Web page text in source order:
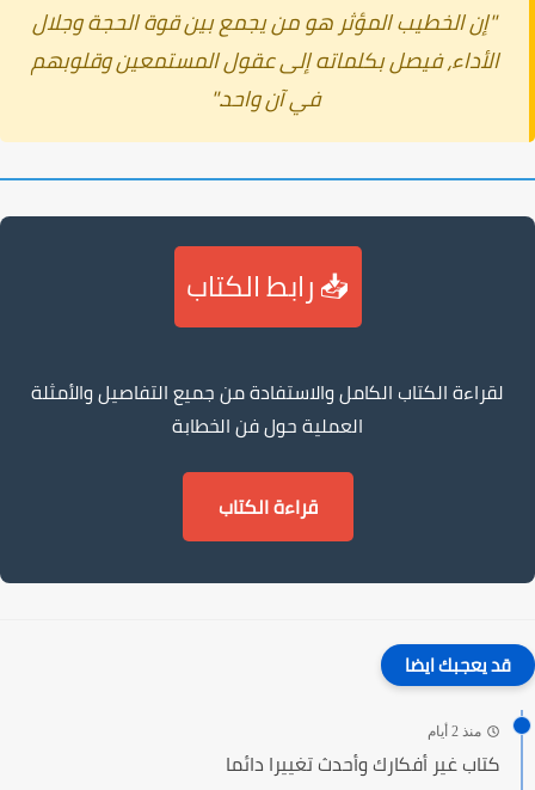
"إنالخطيب المؤثرهو من يجمع بين قوة الحجة وجلال
الأداء، فيصل بكلماته إلى عقول المستمعين وقلوبهم
في آن واحد."
📥 رابط الكتاب
لقراءة الكتاب الكامل والاستفادة من جميع التفاصيل والأمثلة
العملية حول فن الخطابة
قراءة الكتاب
قد يعجبك ايضا
منذ 2 أيام
كتاب غير أفكارك وأحدث تغييرا دائما